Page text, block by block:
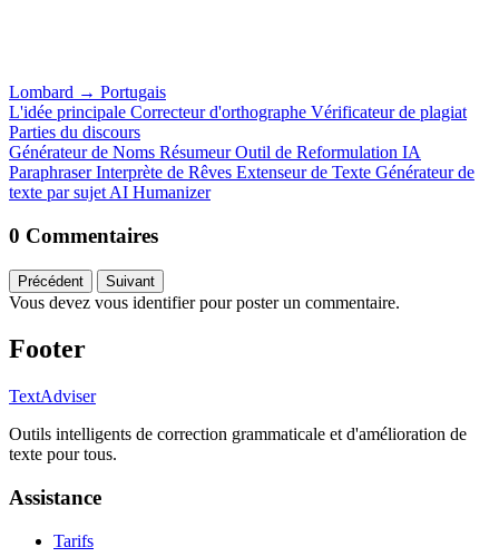
Lombard → Portugais
L'idée principale Correcteur d'orthographe Vérificateur de plagiat
Parties du discours
Générateur de Noms RésumeurOutil de Reformulation IA
ParaphraserInterprète de Rêves Extenseur de Texte Générateur de
texte par sujet AI Humanizer
0 Commentaires
Précédent Suivant
Vous devez vous identifier pour poster un commentaire.
Footer
TextAdviser
Outils intelligents de correction grammaticale et d'amélioration de
texte pour tous.
Assistance
Tarifs